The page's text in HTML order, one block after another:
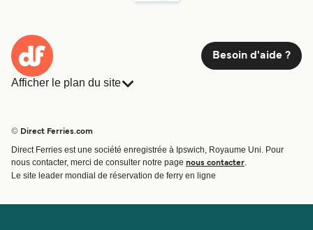
Besoin d'aide ?
Afficher le plan du site
Traversées et ports
Billet de bateau
© Direct Ferries.com
Direct Ferries est une société enregistrée à Ipswich, Royaume Uni. Pour
nous contacter, merci de consulter notre page nous contacter
Le site leader mondial de réservation de ferry en ligne